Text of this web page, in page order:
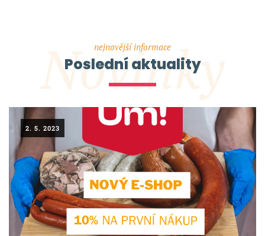
Novinky
nejnovější informace
Poslední aktuality
2. 5. 2023